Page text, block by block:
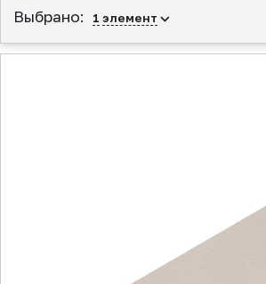
Выбрано: 1 элемент